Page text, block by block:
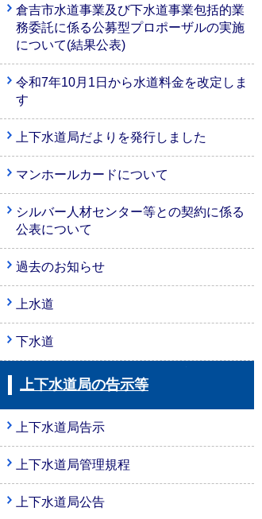
倉吉市水道事業及び下水道事業包括的業
務委託に係る公募型プロポーザルの実施
について(結果公表)
令和7年10月1日から水道料金を改定しま
す
上下水道局だよりを発行しました
マンホールカードについて
シルバー人材センター等との契約に係る
公表について
過去のお知らせ
上水道
下水道
上下水道局の告示等
上下水道局告示
上下水道局管理規程
上下水道局公告